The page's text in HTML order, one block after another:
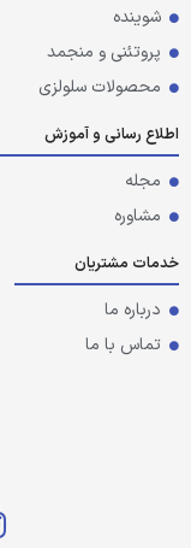
شوینده
پروتئنی و منجمد
محصولات سلولزی
اطلاع رسانی و آموزش
مجله
مشاوره
خدمات مشتریان
درباره ما
تماس با ما